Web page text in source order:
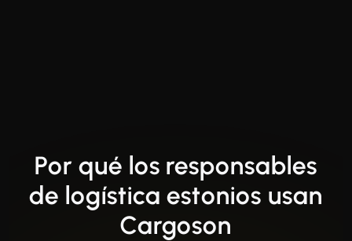
Por qué los responsables
de logística estonios usan
Cargoson